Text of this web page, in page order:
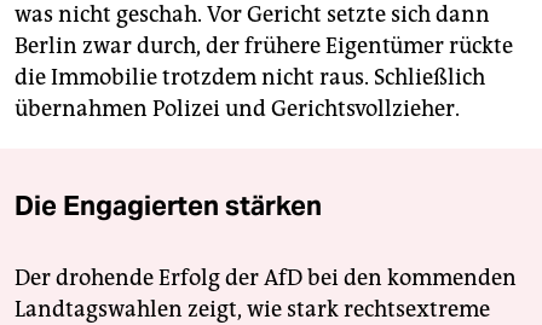
was nicht geschah. Vor Gericht setzte sich dann
Berlin zwar durch, der frühere Eigentümer rückte
die Immobilie trotzdem nicht raus. Schließlich
übernahmen Polizei und Gerichtsvollzieher.
Die Engagierten stärken
Der drohende Erfolg der AfD bei den kommenden
Landtagswahlen zeigt, wie stark rechtsextreme